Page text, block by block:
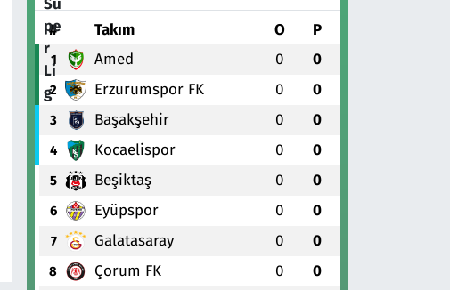
# Takım O P
1 Amed 0 0
2 Erzurumspor FK 0 0
3 Başakşehir 0 0
4 Kocaelispor 0 0
5 Beşiktaş 0 0
6 Eyüpspor 0 0
7 Galatasaray 0 0
8 Çorum FK 0 0